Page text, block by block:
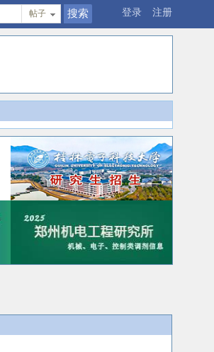
登录 注册
帖子